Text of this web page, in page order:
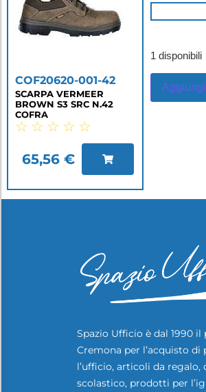
COF20620-001-42
SCARPA VERMEER
BROWN S3 SRC N.42
COFRA
☆ ☆ ☆ ☆ ☆
65,56 €
1 disponibili
Spazio Ufficio è dal 1990
Cremona per l’acquisto
l’ufficio, articoli da regalo,
scolastico, prodotti per